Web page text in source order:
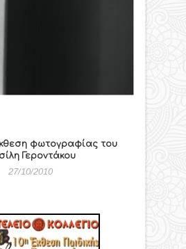
φωτογραφίας του
Γεροντάκου
27/10/2010